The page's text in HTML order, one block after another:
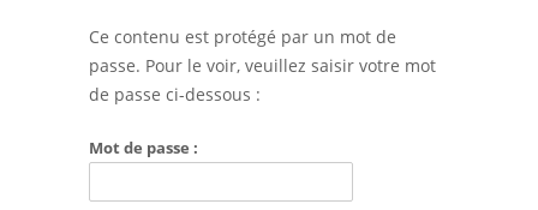
Ce contenu est protégé par un mot de
passe. Pour le voir, veuillez saisir votre mot
de passe ci-dessous :
Mot de passe :